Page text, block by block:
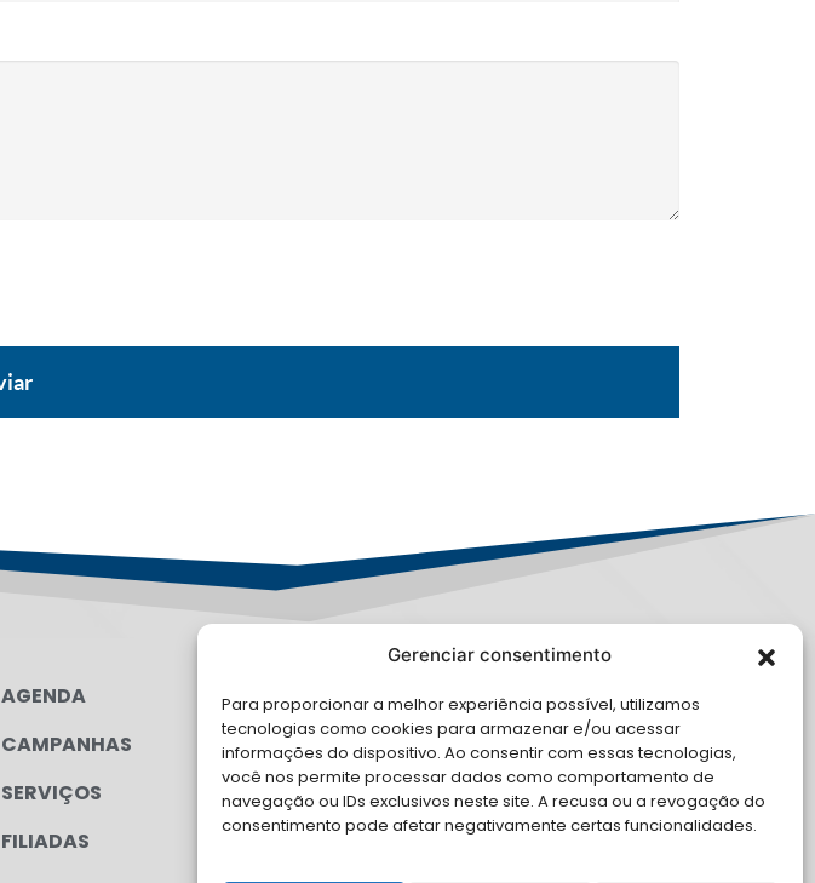
Gerenciar consentimento
Para proporcionar a melhor experiência possível, utilizamos
tecnologias como cookies para armazenar e/ou acessar
informações do dispositivo. Ao consentir com essas tecnologias,
você nos permite processar dados como comportamento de
navegação ou IDs exclusivos neste site. A recusa ou a revogação do
consentimento pode afetar negativamente certas funcionalidades.
AGENDA
CAMPANHAS
SERVIÇOS
FILIADAS
LGPD
FALE CONOSCO
Solicite Apoio Institucional da AMB
para o seu evento